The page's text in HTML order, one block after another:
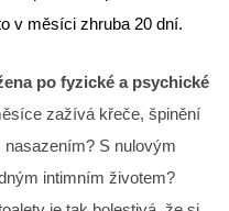
v měsíci zhruba 20 dní.
po fyzické a psychické
zažívá křeče, špinění
S nulovým
intimním životem?